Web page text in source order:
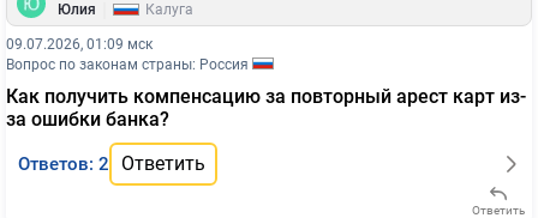
Юлия
Калуга
09.07.2026, 01:09 мск
Вопрос по законам страны: Россия
Как получить компенсацию за повторный арест карт из-
за ошибки банка?
Ответов: 2 Ответить
Ответить